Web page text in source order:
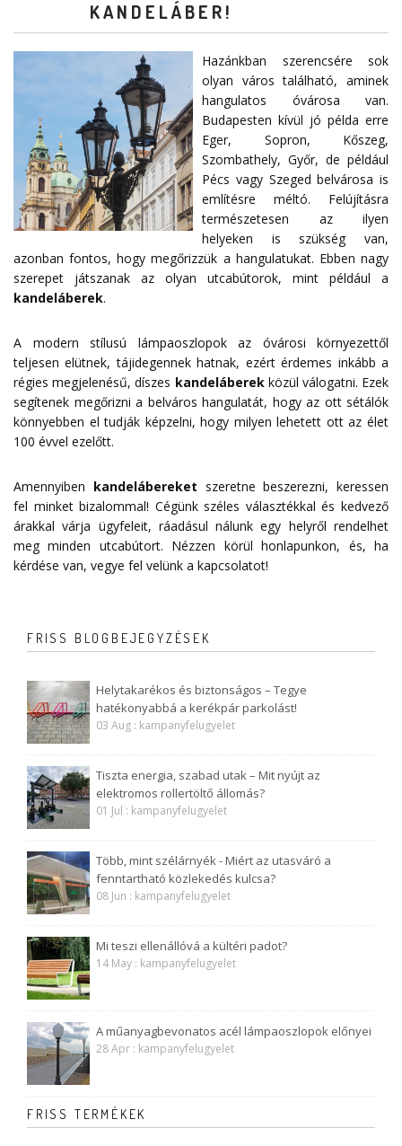
KANDELÁBER!
Hazánkban szerencsére sok
olyan város található, aminek
hangulatos óvárosa van.
Budapesten kívül jó példa erre
Eger, Sopron, Kőszeg,
Szombathely, Győr, de például
Pécs vagy Szeged belvárosa is
említésre méltó. Felújításra
természetesen az ilyen
helyeken is szükség van,
azonban fontos, hogy megőrizzük a hangulatukat. Ebben nagy
szerepet játszanak az olyan utcabútorok, mint például a
kandeláberek.
A modern stílusú lámpaoszlopok az óvárosi környezettől
teljesen elütnek, tájidegennek hatnak, ezért érdemes inkább a
régies megjelenésű, díszes kandeláberekközül válogatni. Ezek
segítenek megőrizni a belváros hangulatát, hogy az ott sétálók
könnyebben el tudják képzelni, hogy milyen lehetett ott az élet
100 évvel ezelőtt.
Amennyiben kandelábereket szeretne beszerezni, keressen
fel minket bizalommal! Cégünk széles választékkal és kedvező
árakkal várja ügyfeleit, ráadásul nálunk egy helyről rendelhet
meg minden utcabútort. Nézzen körül honlapunkon, és, ha
kérdése van, vegye fel velünk a kapcsolatot!
FRISS BLOGBEJEGYZÉSEK
Helytakarékos és biztonságos – Tegye
hatékonyabbá a kerékpár parkolást!
03 Aug : kampanyfelugyelet
Tiszta energia, szabad utak – Mit nyújt az
elektromos rollertöltő állomás?
01 Jul : kampanyfelugyelet
Több, mint szélárnyék - Miért az utasváró a
fenntartható közlekedés kulcsa?
08 Jun : kampanyfelugyelet
Mi teszi ellenállóvá a kültéri padot?
14 May : kampanyfelugyelet
A műanyagbevonatos acél lámpaoszlopok előnyei
28 Apr : kampanyfelugyelet
FRISS TERMÉKEK